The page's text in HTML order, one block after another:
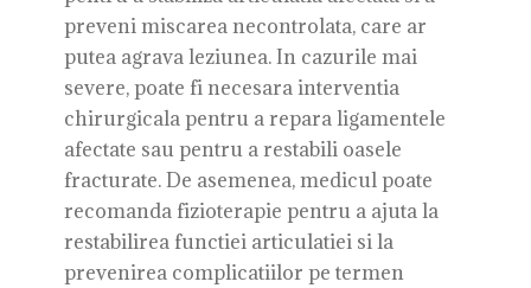
preveni miscarea necontrolata, care ar
putea agrava leziunea. In cazurile mai
severe, poate fi necesara interventia
chirurgicala pentru a repara ligamentele
afectate sau pentru a restabili oasele
fracturate. De asemenea, medicul poate
recomanda fizioterapie pentru a ajuta la
restabilirea functiei articulatiei si la
prevenirea complicatiilor pe termen